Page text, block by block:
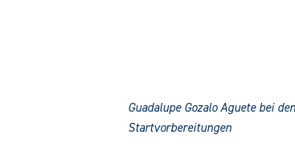
Guadalupe Gozalo Aguete bei
Startvorbereitungen